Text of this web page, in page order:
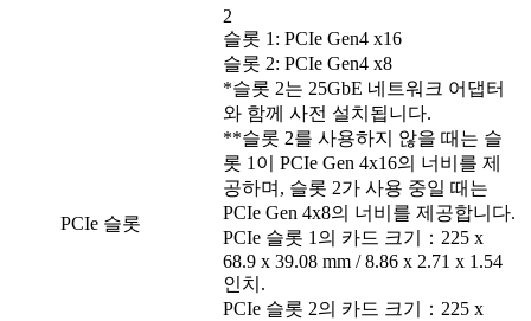
PCIe 슬롯
2
슬롯 1: PCIe Gen4 x16
슬롯 2: PCIe Gen4 x8
*슬롯 2는 25GbE 네트워크 어댑터
와 함께 사전 설치됩니다.
**슬롯 2를 사용하지 않을 때는 슬
롯 1이 PCIe Gen 4x16의 너비를 제
공하며, 슬롯 2가 사용 중일 때는
PCIe Gen 4x8의 너비를 제공합니다.
PCIe 슬롯 1의 카드 크기：225 x
68.9 x 39.08 mm / 8.86 x 2.71 x 1.54
인치.
PCIe 슬롯 2의 카드 크기：225 x